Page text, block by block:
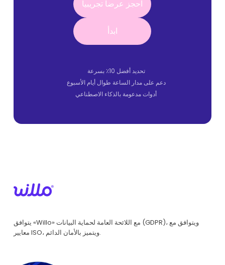
احجز عرضاً تجريبياً
ابدأ
ابدأ
تحديد أفضل 10٪ بسرعة
دعم على مدار الساعة طوال أيام الأسبوع
أدوات مدعومة بالذكاء الاصطناعي
يتوافق «Willo» مع اللائحة العامة لحماية البيانات (GDPR)، ويتوافق مع
معايير ISO، ويتميز بالأمان الدائم.